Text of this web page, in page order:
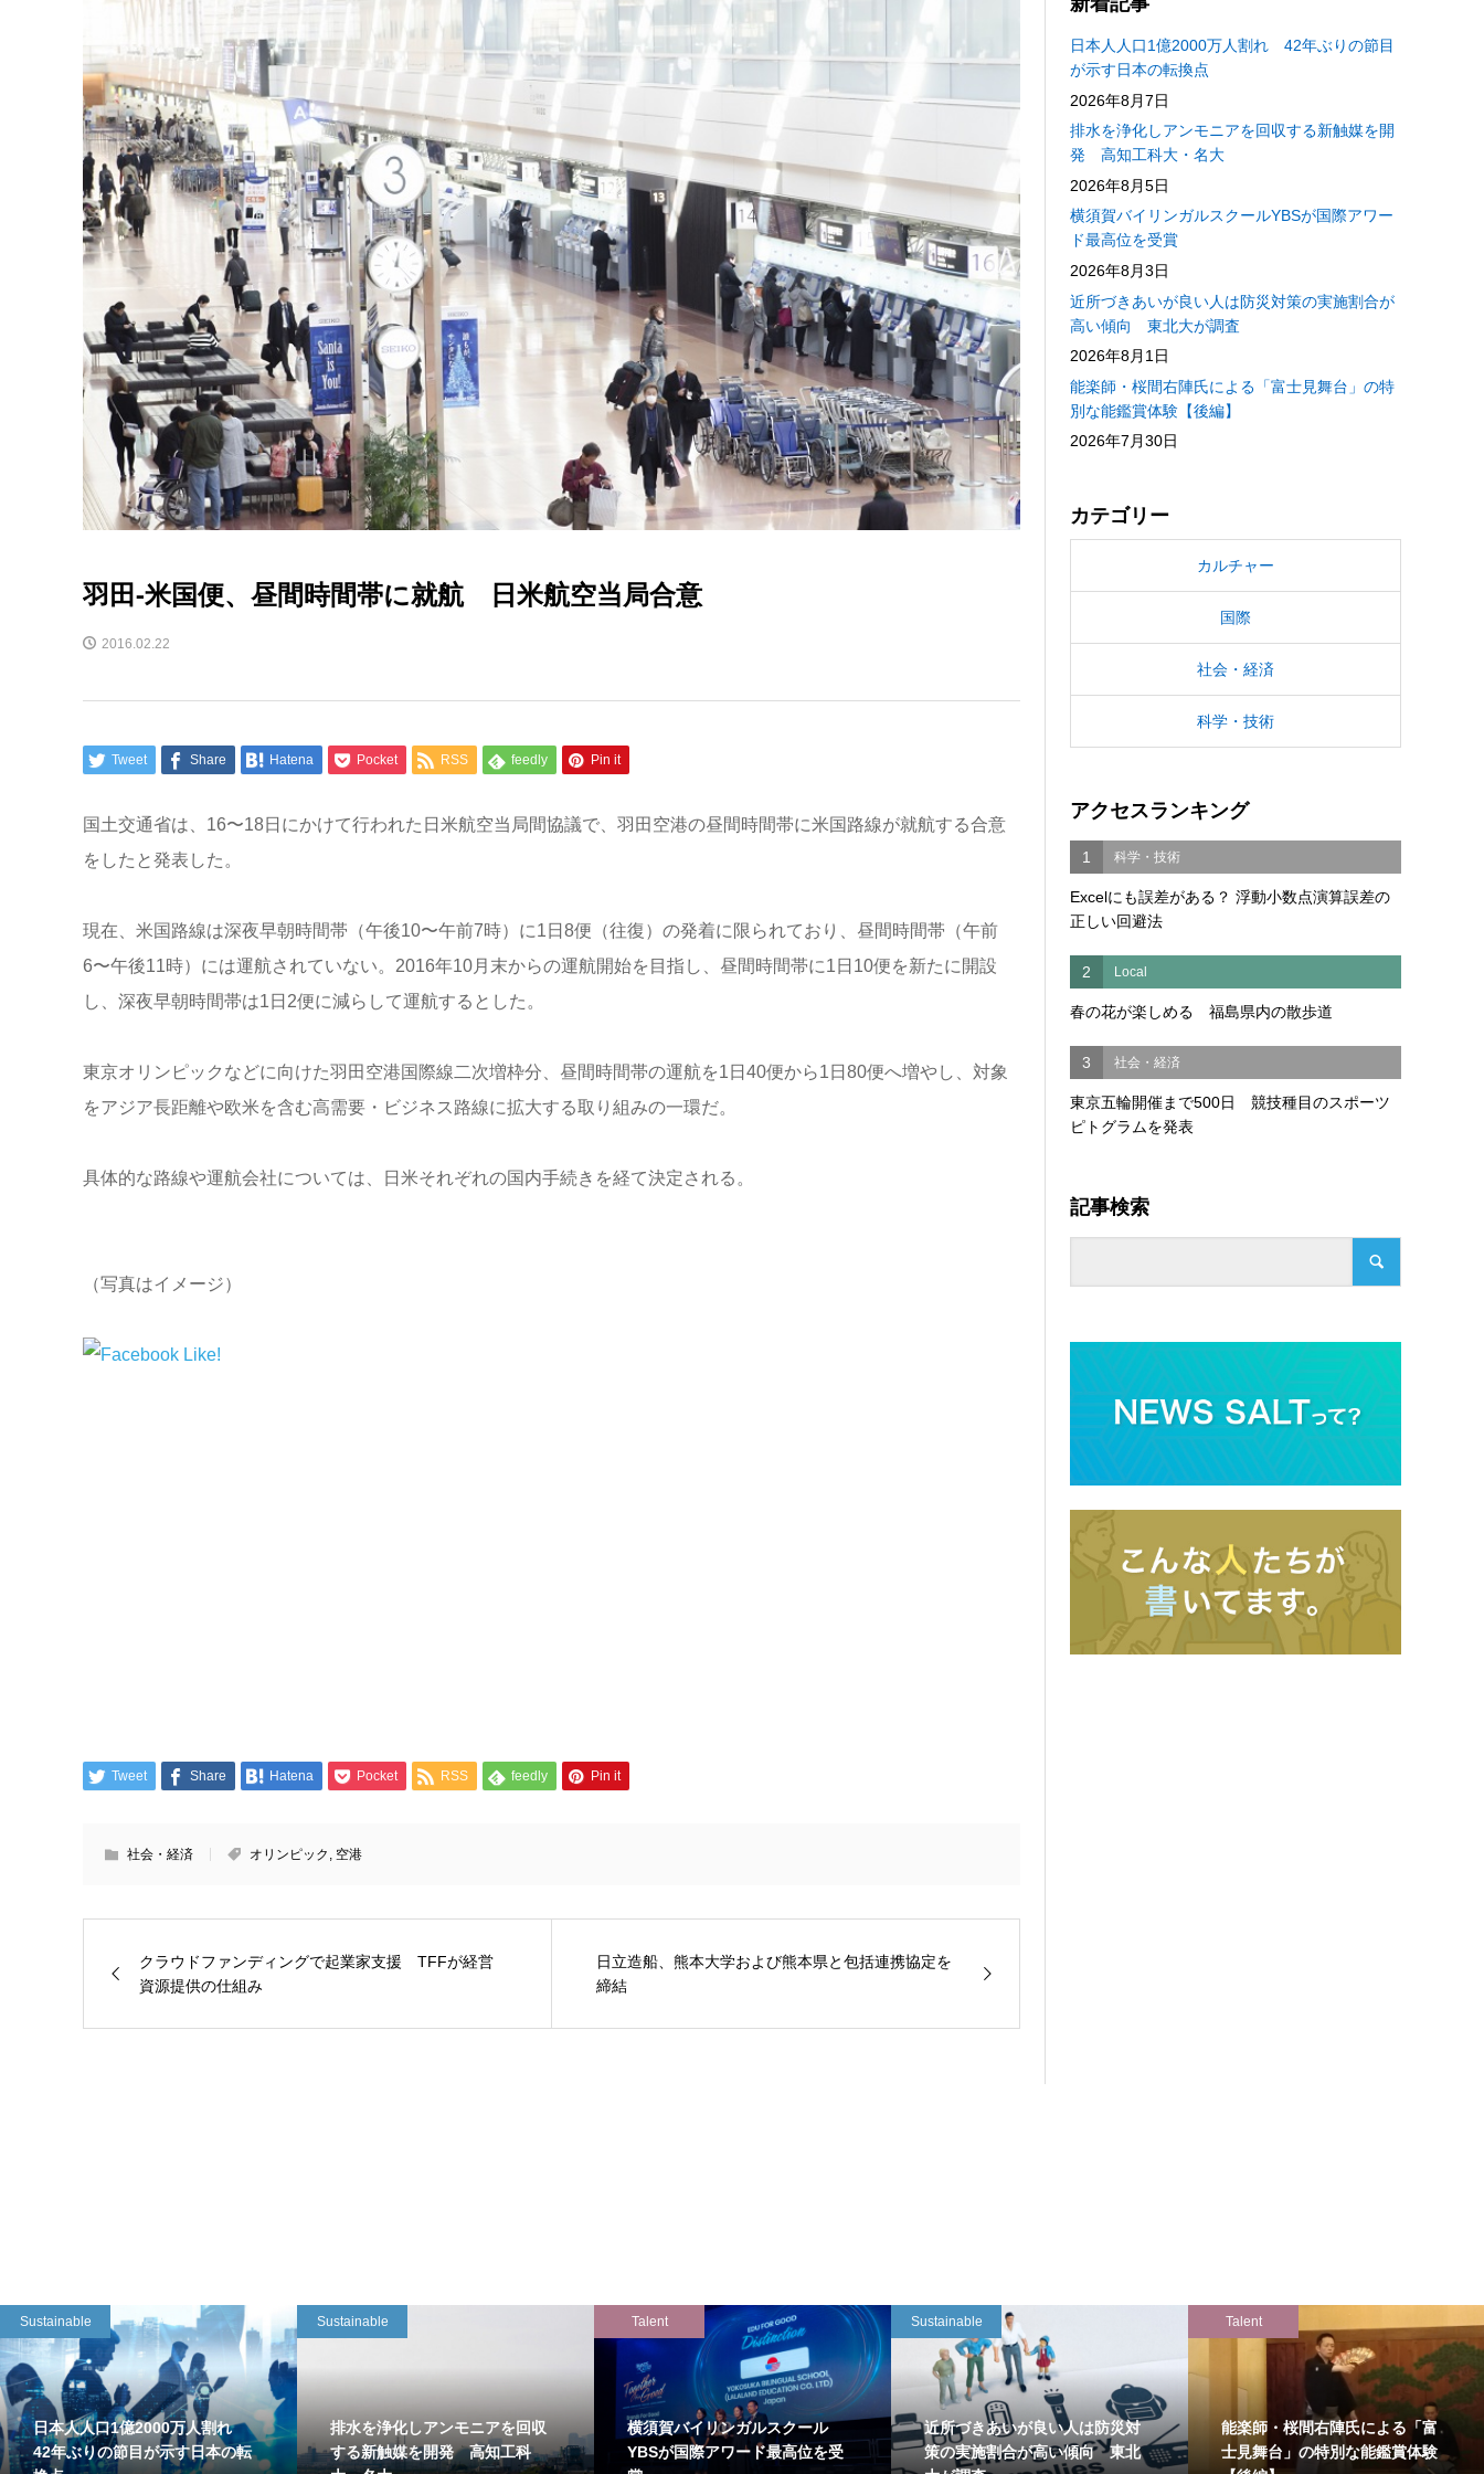
羽田-米国便、昼間時間帯に就航 日米航空当局合意
2016.02.22
Tweet Share Hatena Pocket RSS feedly Pin it
国土交通省は、16〜18日にかけて行われた日米航空当局間協議で、羽田空港の昼間時間帯に米国路線が就航する合意
をしたと発表した。
現在、米国路線は深夜早朝時間帯（午後10〜午前7時）に1日8便（往復）の発着に限られており、昼間時間帯（午前
6〜午後11時）には運航されていない。2016年10月末からの運航開始を目指し、昼間時間帯に1日10便を新たに開設
し、深夜早朝時間帯は1日2便に減らして運航するとした。
東京オリンピックなどに向けた羽田空港国際線二次増枠分、昼間時間帯の運航を1日40便から1日80便へ増やし、対象
をアジア長距離や欧米を含む高需要・ビジネス路線に拡大する取り組みの一環だ。
具体的な路線や運航会社については、日米それぞれの国内手続きを経て決定される。
（写真はイメージ）
Tweet Share Hatena Pocket RSS feedly Pin it
社会・経済 オリンピック 空港
クラウドファンディングで起業家支援 TFFが経営
資源提供の仕組み
日立造船、熊本大学および熊本県と包括連携協定を
締結
日本人人口1億2000万人割れ 42年ぶりの節目
が示す日本の転換点
2026年8月7日
排水を浄化しアンモニアを回収する新触媒を開
発 高知工科大・名大
2026年8月5日
横須賀バイリンガルスクールYBSが国際アワー
ド最高位を受賞
2026年8月3日
近所づきあいが良い人は防災対策の実施割合が
高い傾向 東北大が調査
2026年8月1日
能楽師・桜間右陣氏による「富士見舞台」の特
別な能鑑賞体験【後編】
2026年7月30日
カテゴリー
カルチャー
国際
社会・経済
科学・技術
アクセスランキング
1 科学・技術
Excelにも誤差がある？ 浮動小数点演算誤差の
正しい回避法
2 Local
春の花が楽しめる 福島県内の散歩道
3 社会・経済
東京五輪開催まで500日 競技種目のスポーツ
ピトグラムを発表
記事検索
Sustainable
日本人人口1億2000万人割れ
42年ぶりの節目が示す日本の転
Sustainable
排水を浄化しアンモニアを回収
する新触媒を開発 高知工科
Talent
横須賀バイリンガルスクール
YBSが国際アワード最高位を受
Sustainable
近所づきあいが良い人は防災対
策の実施割合が高い傾向 東北
Talent
能楽師・桜間右陣氏による「富
士見舞台」の特別な能鑑賞体験